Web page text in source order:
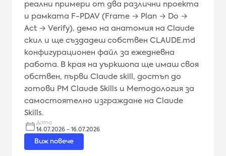
реални примери от два различни проекта
и рамката F-PDAV (Frame → Plan → Do →
Act → Verify), демо на анатомия на Claude
скил и ще създадеш собствен CLAUDE.md
конфигурационен файл за ежедневна
работа. В края на уъркшопа ще имаш своя
обствен, първи Claude skill, достъп до
готови PM Claude Skills и Методология за
самостоятелно изграждане на Claude
Skills.
Дата
14.07.2026 - 16.07.2026
Виж повече